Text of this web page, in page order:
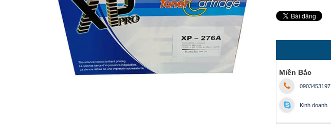
Miền Bắc
0903453197
Kinh doanh